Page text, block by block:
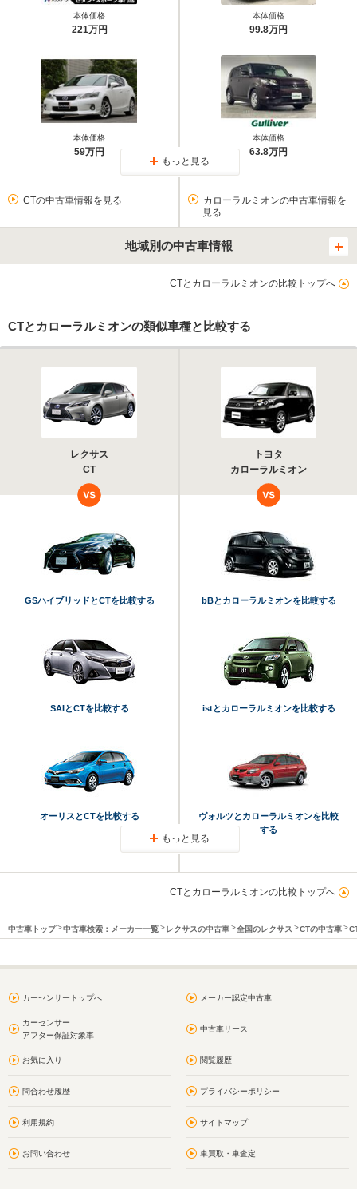
本体価格
221万円
本体価格
59万円
本体価格
99.8万円
本体価格
63.8万円
もっと見る
CTの中古車情報を見る
カローラルミオンの中古車情報を
見る
地域別の中古車情報
CTとカローラルミオンの比較トップへ
CTとカローラルミオンの類似車種と比較する
レクサス
CT
トヨタ
カローラルミオン
GSハイブリッドとCTを比較する
SAIとCTを比較する
オーリスとCTを比較する
bBとカローラルミオンを比較する
istとカローラルミオンを比較する
ヴォルツとカローラルミオンを比較
する
もっと見る
CTとカローラルミオンの比較トップへ
中古車トップ 中古車検索：メーカー一覧 レクサスの中古車 全国のレクサス CTの中古車
カーセンサートップへ メーカー認定中古車
カーセンサー
アフター保証対象車
中古車リース
お気に入り 閲覧履歴
問合わせ履歴 プライバシーポリシー
利用規約 サイトマップ
お問い合わせ 車買取・車査定